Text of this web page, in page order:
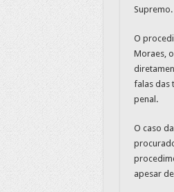
Supremo.
O
Moraes,
falas das
penal.
O caso
apesar